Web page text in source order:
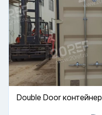
Double Door контейнер